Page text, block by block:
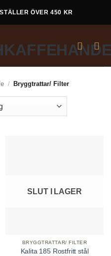
ÖVER 450 KR
/ Bryggtrattar/ Filter
SLUT I LAGER
BRYGGTRATTAR/ FILTER
Kalita 185 Rostfritt stål